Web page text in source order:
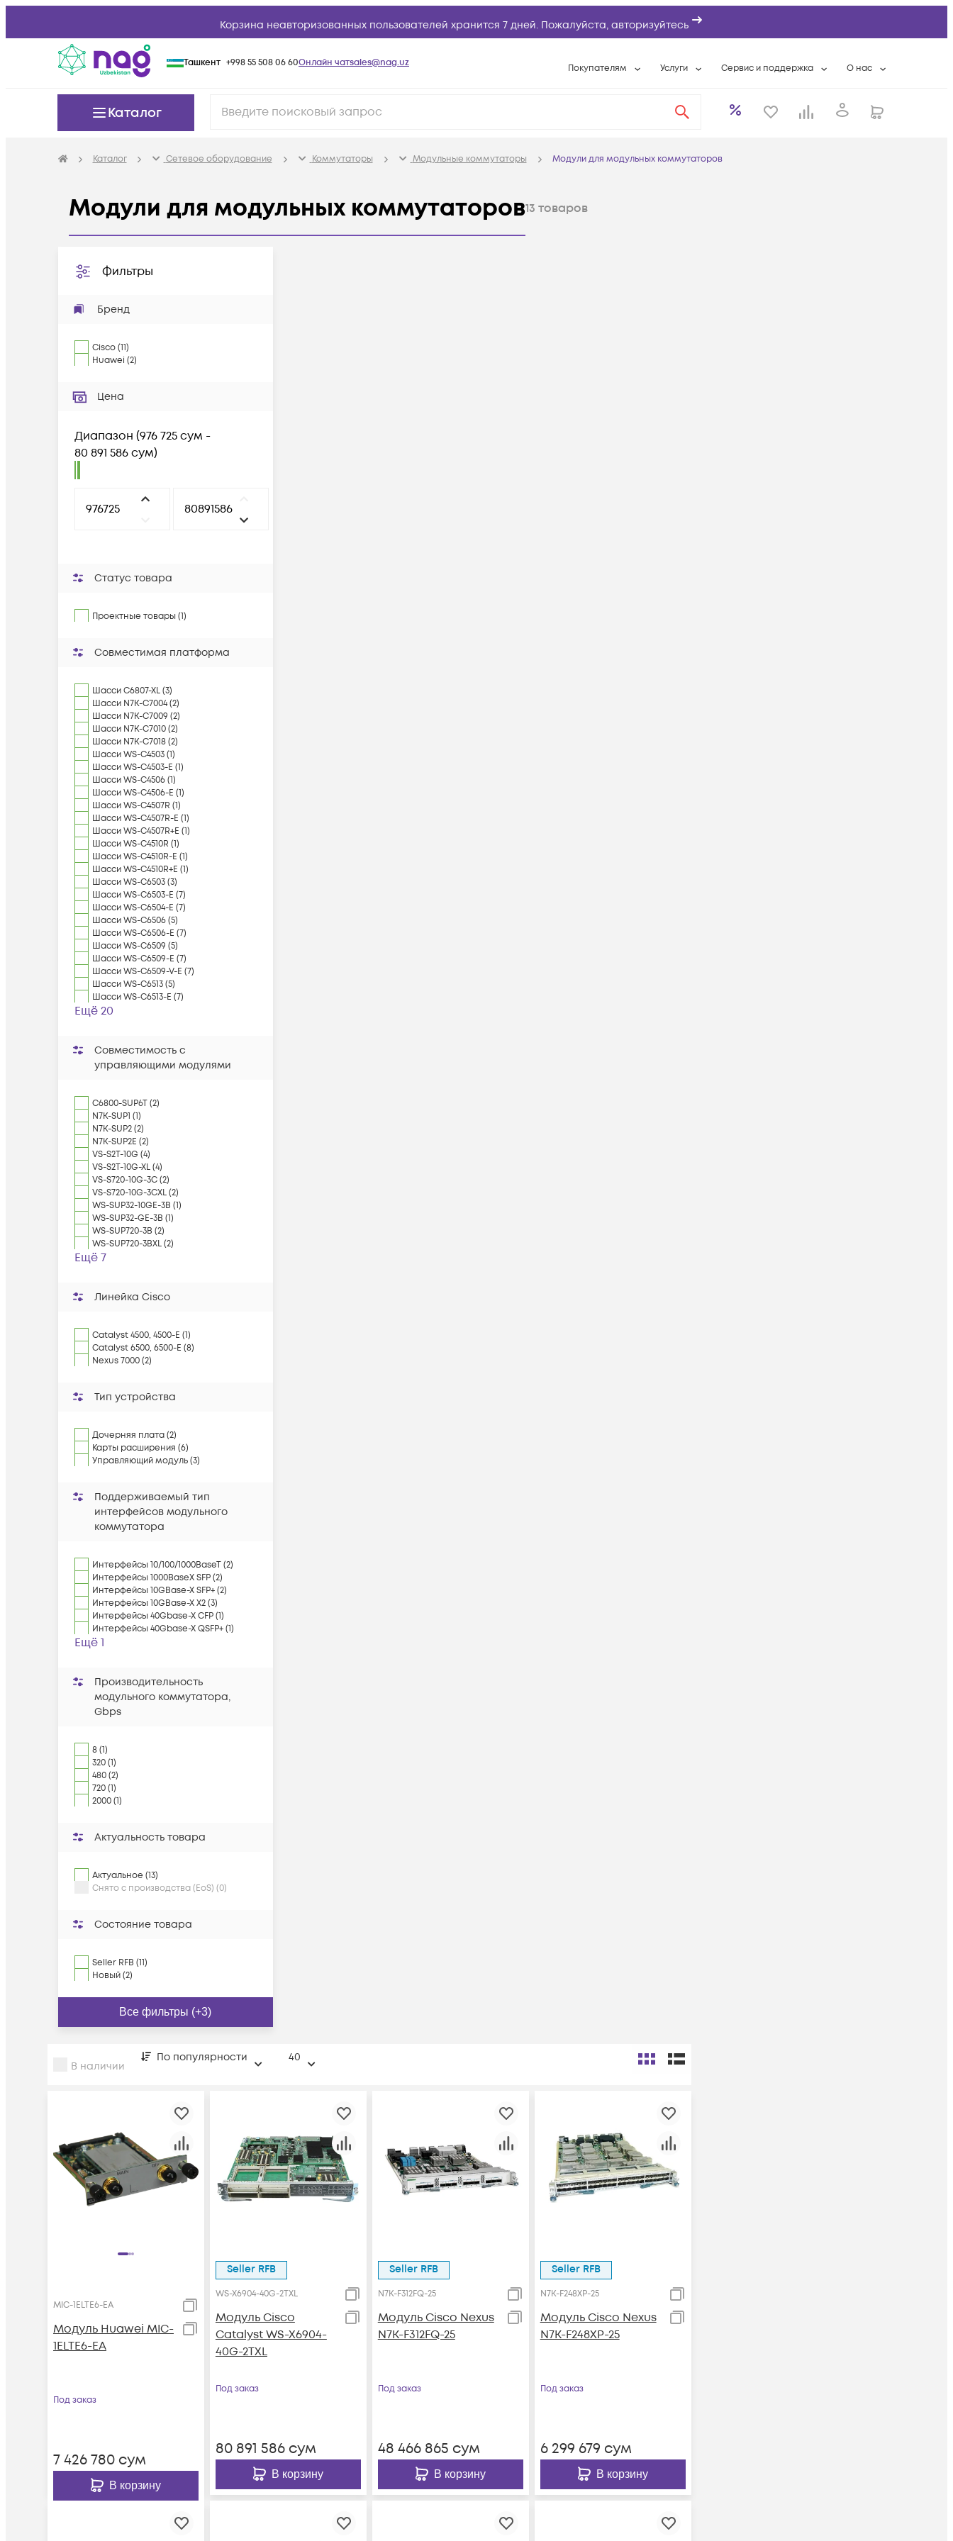
Корзина неавторизованных пользователей хранится 7 дней. Пожалуйста, авторизуйтесь
Ташкент +998 55 508 06 60Онлайн чатsales@nag.uz Покупателям
Вопросы и ответы
База знаний
Услуги
Расширенная гарантия
Сервис и поддержка
Разовые выездные работы
О нас
Контактная
Каталог
Каталог Сетевое оборудование Коммутаторы Модульные коммутаторы Модули для модульных коммутаторов
Модули для модульных коммутаторов13 товаров
Фильтры
Бренд
Cisco(11)
Huawei (2)
Цена
Диапазон (976 725 сум -
80 891 586 сум)
Статус товара
Проектные товары (1)
Совместимая платформа
Шасси C6807-XL (3)
Шасси N7K-C7004 (2)
Шасси N7K-C7009 (2)
Шасси N7K-C7010 (2)
Шасси N7K-C7018 (2)
Шасси WS-C4503 (1)
Шасси WS-C4503-E (1)
Шасси WS-C4506 (1)
Шасси WS-C4506-E (1)
Шасси WS-C4507R (1)
Шасси WS-C4507R-E (1)
Шасси WS-C4507R+E (1)
Шасси WS-C4510R (1)
Шасси WS-C4510R-E (1)
Шасси WS-C4510R+E (1)
Шасси WS-C6503 (3)
Шасси WS-C6503-E (7)
Шасси WS-C6504-E (7)
Шасси WS-C6506 (5)
Шасси WS-C6506-E (7)
Шасси WS-C6509 (5)
Шасси WS-C6509-E (7)
Шасси WS-C6509-V-E (7)
Шасси WS-C6513 (5)
Шасси WS-C6513-E (7)
Ещё 20
Совместимость с
управляющими модулями
C6800-SUP6T (2)
N7K-SUP1 (1)
N7K-SUP2 (2)
N7K-SUP2E (2)
VS-S2T-10G (4)
VS-S2T-10G-XL (4)
VS-S720-10G-3C (2)
VS-S720-10G-3CXL (2)
WS-SUP32-10GE-3B (1)
WS-SUP32-GE-3B (1)
WS-SUP720-3B (2)
WS-SUP720-3BXL (2)
Ещё 7
Линейка Cisco
Catalyst 4500, 4500-E (1)
Catalyst 6500, 6500-E (8)
Nexus 7000 (2)
Тип устройства
Дочерняя плата (2)
Карты расширения (6)
Управляющий модуль (3)
Поддерживаемый тип
интерфейсов модульного
коммутатора
Интерфейсы 10/100/1000BaseT (2)
Интерфейсы 1000BaseX SFP (2)
Интерфейсы 10GBase-X SFP+ (2)
Интерфейсы 10GBase-X X2 (3)
Интерфейсы 40Gbase-X CFP (1)
Интерфейсы 40Gbase-X QSFP+ (1)
Ещё 1
Производительность
модульного коммутатора,
Gbps
8 (1)
320 (1)
480 (2)
720 (1)
2000 (1)
Актуальность товара
Актуальное (13)
Снято с производства (EoS) (0)
Состояние товара
Seller RFB (11)
Новый (2)
Все фильтры (+3)
В наличии
По популярности 40
MIC-1ELTE6-EA
Модуль Huawei MIC-
1ELTE6-EA
Под заказ
7 426 780 сум
В корзину
Seller RFB
WS-X6904-40G-2TXL
Модуль Cisco
Catalyst WS-X6904-
40G-2TXL
Под заказ
80 891 586сум
В корзину
Seller RFB
N7K-F312FQ-25
Модуль Cisco Nexus
N7K-F312FQ-25
Под заказ
48 466 865 сум
В корзину
Seller RFB
N7K-F248XP-25
Модуль Cisco Nexus
N7K-F248XP-25
Под заказ
6 299 679 сум
В корзину